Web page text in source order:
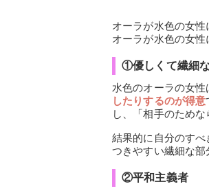
オーラが水色の女
オーラが水色の女性
①優しくて繊細
水色のオーラの女
したりするのが得意
し、「相手のため
結果的に自分のす
つきやすい繊細な部
②平和主義者